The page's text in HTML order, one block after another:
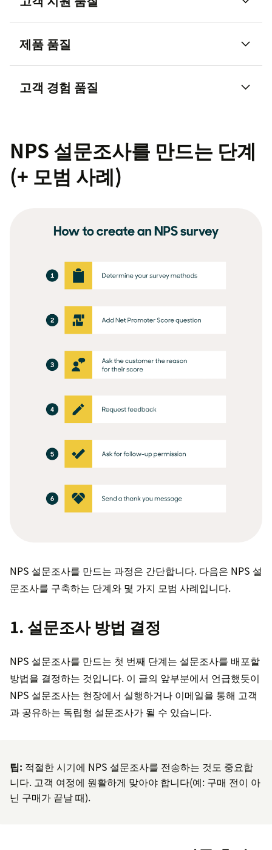
추가 개방형 질문 :"어떻게 하면 지원 경험을 개선할
수 있을까요?" 또는 "지원 경험에서 좋거나 싫었던
제품 품질
핵심 질문: "0~10점 척도에서 [Product Name]을 친
후속 질문:"[Product Name]을 개선할 수 있는 기능
고객 경험 품질
핵심 질문: "0~10점 척도에서 [Business Name]을
후속 질문:"어떻게 하면 고객 경험을 개선할 수 있을
NPS 설문조사를 만드는 단계
(+ 모범 사례)
NPS 설문조사를 만드는 과정은 간단합니다. 다음은 NPS 설
문조사를 구축하는 단계와 몇 가지 모범 사례입니다.
1. 설문조사 방법 결정
NPS 설문조사를 만드는 첫 번째 단계는 설문조사를 배포할
방법을 결정하는 것입니다. 이 글의 앞부분에서 언급했듯이
NPS 설문조사는 현장에서 실행하거나 이메일을 통해 고객
과 공유하는 독립형 설문조사가 될 수 있습니다.
팁: 적절한 시기에 NPS 설문조사를 전송하는 것도 중요합
니다. 고객 여정에 원활하게 맞아야 합니다(예: 구매 전이 아
닌 구매가 끝날 때).